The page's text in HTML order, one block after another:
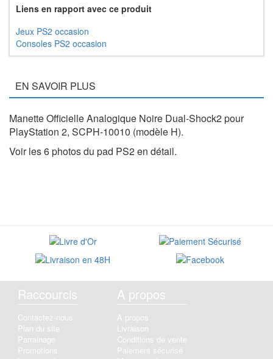
Liens en rapport avec ce produit
Jeux PS2 occasion
Consoles PS2 occasion
EN SAVOIR PLUS
Manette Officielle Analogique Noire Dual-Shock2 pour
PlayStation 2, SCPH-10010 (modèle H).
Voir les 6 photos du pad PS2 en détail.
Raccourcis
Contactez-nous
Plan du site
Parrainage
Promotions
A propos
A propos
Livraison
Conditions de vente
Paiement sécurisé